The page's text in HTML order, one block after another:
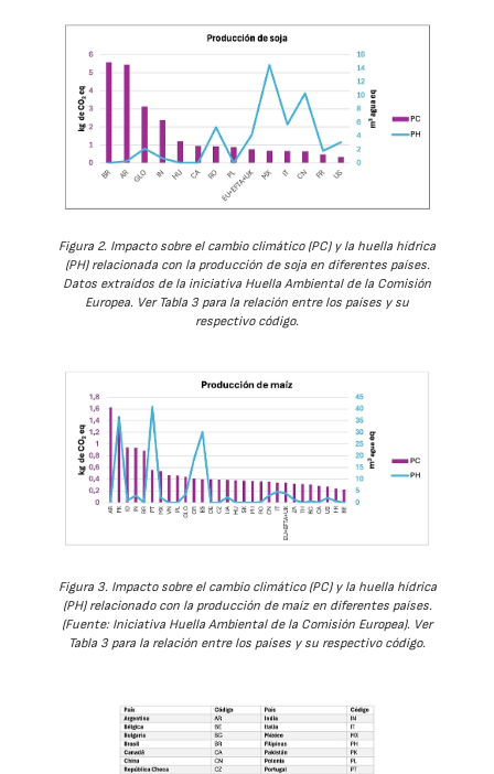
Figura 2. Impacto sobre el cambio climático (PC) y la huella hídrica
(PH) relacionada con la producción de soja en diferentes países.
Datos extraídos de la iniciativa Huella Ambiental de la Comisión
Europea. Ver Tabla 3 para la relación entre los países y su
respectivo código.
Figura 3. Impacto sobre el cambio climático (PC) y la huella hídrica
(PH) relacionado con la producción de maíz en diferentes países.
(Fuente: Iniciativa Huella Ambiental de la Comisión Europea). Ver
Tabla 3 para la relación entre los países y su respectivo código.